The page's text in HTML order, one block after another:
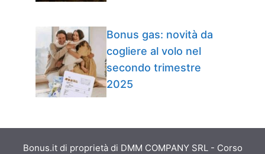
Bonus gas: novità da
cogliere al volo nel
secondo trimestre
2025
Bonus.it di proprietà di DMM COMPANY SRL - Corso